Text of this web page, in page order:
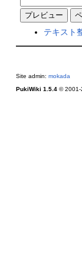
テキスト
Site admin: mokada
PukiWiki 1.5.4© 2001-